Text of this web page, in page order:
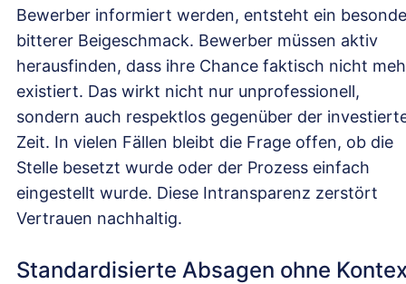
Bewerber informiert werden, entsteht ein
bitterer Beigeschmack. Bewerber müssen aktiv
herausfinden, dass ihre Chance faktisch nicht
existiert. Das wirkt nicht nur unprofessionell,
sondern auch respektlos gegenüber der
Zeit. In vielen Fällen bleibt die Frage offen, ob die
Stelle besetzt wurde oder der Prozess einfach
eingestellt wurde. Diese Intransparenz zerstört
Vertrauen nachhaltig.
Standardisierte Absagen ohne